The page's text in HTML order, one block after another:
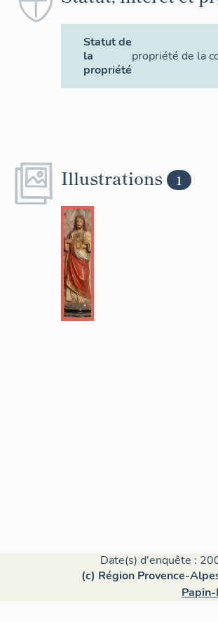
Statut de
la
propriété
propriété de la
Illustrations 1
Date(s) d'enquête :
(c) Région Provence-